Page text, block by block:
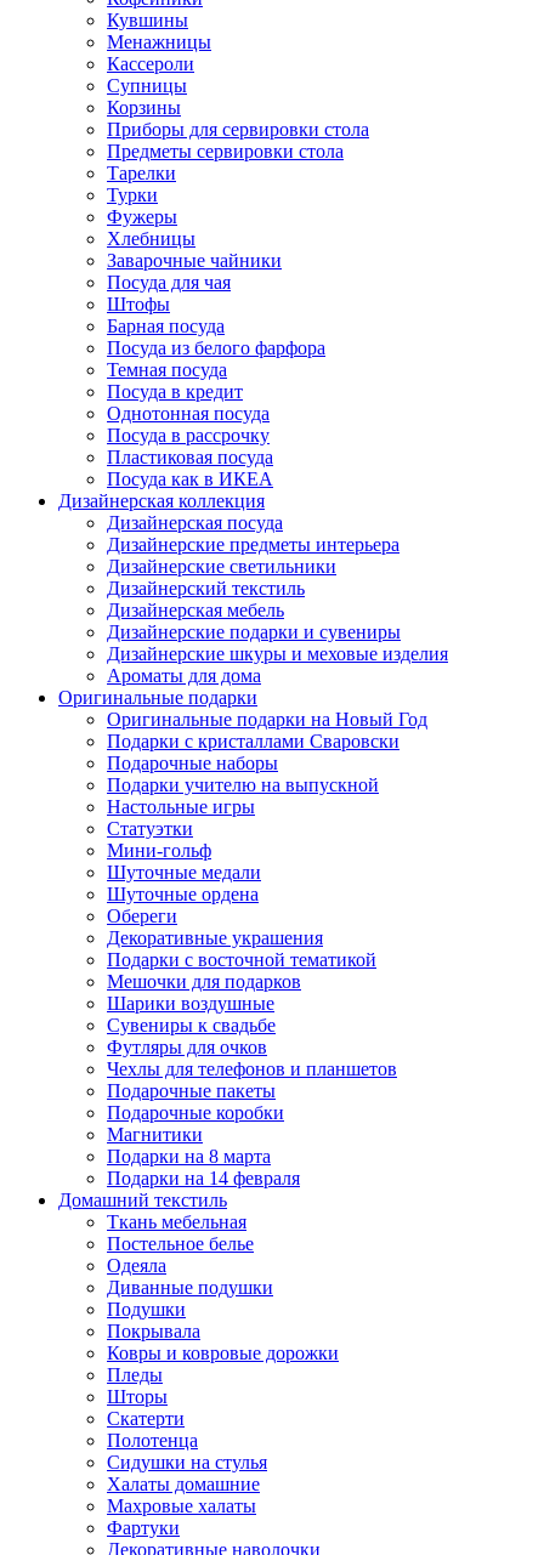
Кувшины
Менажницы
Кассероли
Супницы
Корзины
Приборы для сервировки стола
Предметы сервировки стола
Тарелки
Турки
Фужеры
Хлебницы
Заварочные чайники
Посуда для чая
Штофы
Барная посуда
Посуда из белого фарфора
Темная посуда
Посуда в кредит
Однотонная посуда
Посуда в рассрочку
Пластиковая посуда
Посуда как в ИКЕА
Дизайнерская коллекция
Дизайнерская посуда
Дизайнерские предметы интерьера
Дизайнерские светильники
Дизайнерский текстиль
Дизайнерская мебель
Дизайнерские подарки и сувениры
Дизайнерские шкуры и меховые изделия
Ароматы для дома
Оригинальные подарки
Оригинальные подарки на Новый Год
Подарки с кристаллами Сваровски
Подарочные наборы
Подарки учителю на выпускной
Настольные игры
Статуэтки
Мини-гольф
Шуточные медали
Шуточные ордена
Обереги
Декоративные украшения
Подарки с восточной тематикой
Мешочки для подарков
Шарики воздушные
Сувениры к свадьбе
Футляры для очков
Чехлы для телефонов и планшетов
Подарочные пакеты
Подарочные коробки
Магнитики
Подарки на 8 марта
Подарки на 14 февраля
Домашний текстиль
Ткань мебельная
Постельное белье
Одеяла
Диванные подушки
Подушки
Покрывала
Ковры и ковровые дорожки
Пледы
Шторы
Скатерти
Полотенца
Сидушки на стулья
Халаты домашние
Махровые халаты
Фартуки
Декоративные наволочки